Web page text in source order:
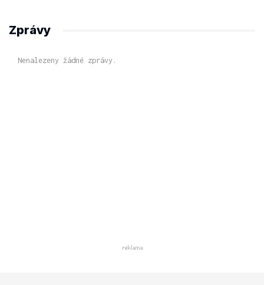
Zprávy
Nenalezeny žádné zprávy.